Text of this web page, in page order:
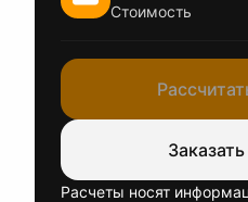
Стоимость
Расчеты носят